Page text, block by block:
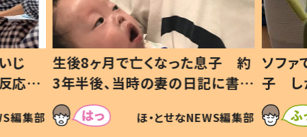
じ
応に
編集部
生後8ヶ月で亡くなった息子 約
3年半後、当時の妻の日記に書い
てあった本音とは
ほ・とせなNEWS編集部
ソファ
子 し
すべ
いから